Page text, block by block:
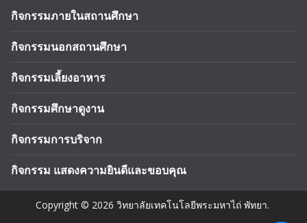
กิจกรรมภายในสถานศึกษา
กิจกรรมนอกสถานศึกษา
กิจกรรมเลี้ยงอาหาร
กิจกรรมศึกษาดูงาน
กิจกรรมการบริจาก
กิจกรรม แสดงความยินดีและขอบคุณ
Copyright © 2026 วิทยาลัยเทคโนโลยีพระมหาไถ่ พัทยา.